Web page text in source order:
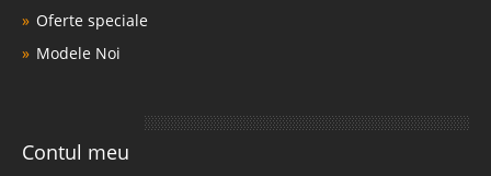
Oferte speciale
Modele Noi
Contul meu